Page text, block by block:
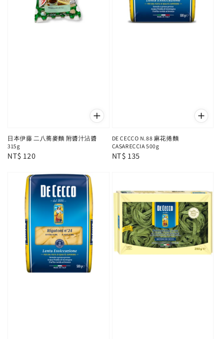
日本伊藤 二八蕎麥麵 附醬汁沾醬
315g
Regular
NT$ 120
DE CECCO N.88 麻花捲麵
CASARECCIA 500g
Regular
NT$ 135